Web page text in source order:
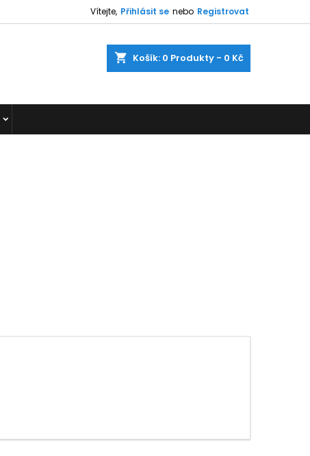
Vítejte, Přihlásit se nebo Registrovat
shopping_cart Košík: 0 Produkty - 0 Kč